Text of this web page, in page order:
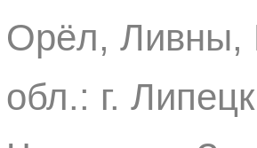
Орёл, Ливны,
обл.: г.